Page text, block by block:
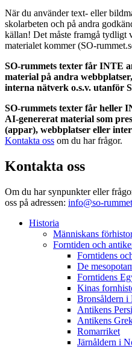
När du använder text- eller
skolarbeten och på andra
källan! Det måste framgå tydligt
materialet kommer (SO-
SO-rummets texter får INTE
material på andra
interna nätverk o.s.v. utanför
SO-rummets texter får heller
AI-genererat material som
(appar), webbplatser eller
Kontakta oss om du har frågor.
Kontakta oss
Om du har synpunkter eller
oss på adressen: info@so-
Historia
Människans
Forntiden och
Forntidens
De
Forntidens
Kinas
Bronsåldern i
Antikens
Antikens
Romarriket
Järnåldern i